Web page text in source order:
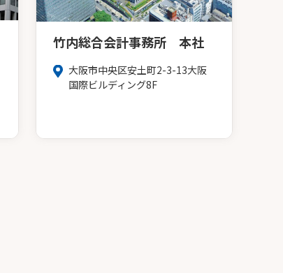
竹内総合会計事務所 本社
大阪市中央区安土町2-3-13大阪
国際ビルディング8F